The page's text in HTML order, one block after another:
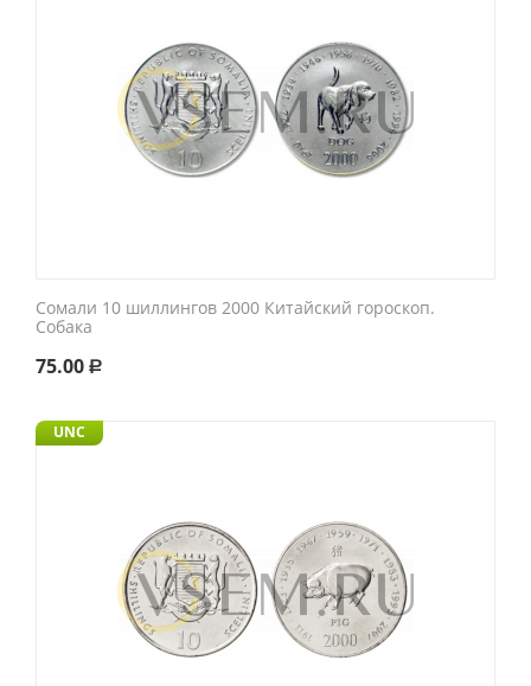
Сомали 10 шиллингов 2000 Китайский гороскоп.
Собака
75.00 Р
UNC